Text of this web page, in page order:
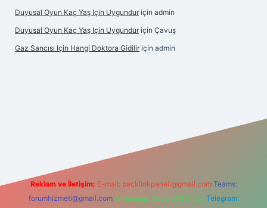
Duyusal Oyun Kaç Yaş Için Uygundur için admin
Duyusal Oyun Kaç Yaş Için Uygundur için Çavuş
Gaz Sancısı Için Hangi Doktora Gidilir için admin
Reklam ve İletişim: E-mail: backlinkpaneli@gmail.com Teams:
forumhizmeti@gmail.com Whatsapp: 0262 606 0 726 Telegram: